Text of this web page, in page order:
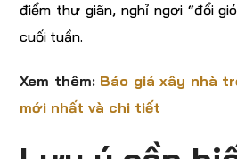
điểm thư giãn, nghỉ ngơi “đổi
cuối tuần.
Xem thêm: Báo giá xây nhà
mới nhất và chi tiết